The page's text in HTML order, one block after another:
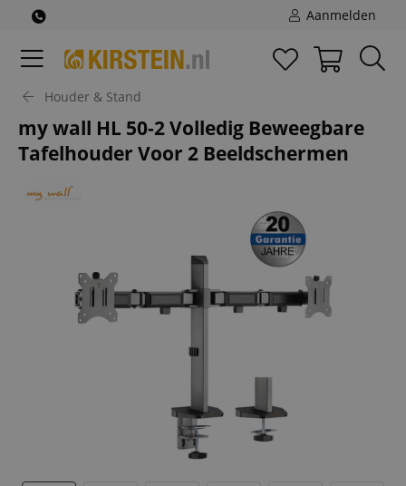
Aanmelden
Houder & Stand
my wall HL 50-2 Volledig Beweegbare
Tafelhouder Voor 2 Beeldschermen